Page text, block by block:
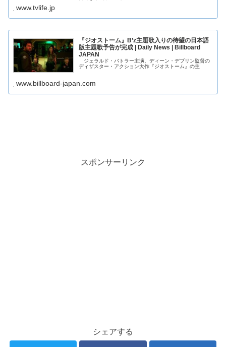
www.tvlife.jp
『ジオストーム』B’z主題歌入りの待望の日本語
版主題歌予告が完成 | Daily News | Billboard
JAPAN
ジェラルド・バトラー主演、ディーン・デブリン監督の
ディザスター・アクション大作『ジオストーム』の主
www.billboard-japan.com
スポンサーリンク
シェアする